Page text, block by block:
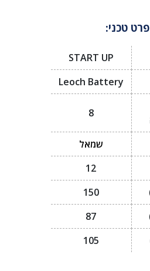
טכני:
START UP
Leoch Battery
8
שמאל
12
150
87
105